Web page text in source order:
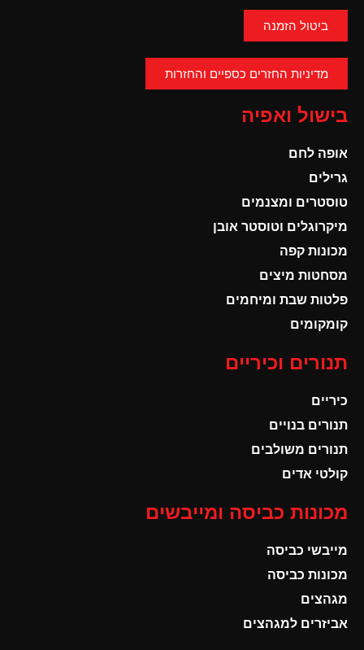
ביטול הזמנה
מדיניות החזרים כספיים והחזרות
בישול ואפיה
אופה לחם
גרילים
טוסטרים ומצנמים
מיקרוגלים וטוסטר אובן
מכונות קפה
מסחטות מיצים
פלטות שבת ומיחמים
קומקומים
תנורים וכיריים
כיריים
תנורים בנויים
תנורים משולבים
קולטי אדים
מכונות כביסה ומייבשים
מייבשי כביסה
מכונות כביסה
מגהצים
אביזרים למגהצים